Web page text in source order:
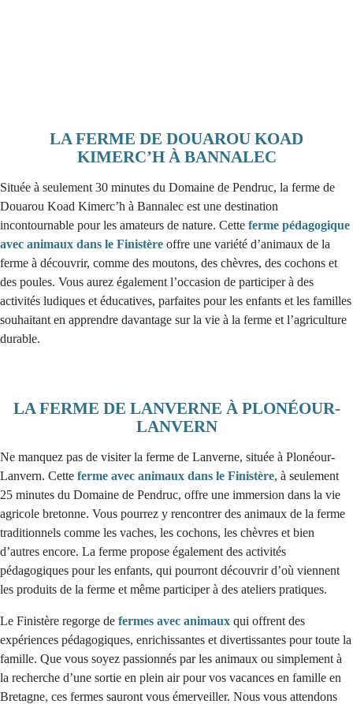
LA FERME DE DOUAROU KOAD
KIMERC’H À BANNALEC
Située à seulement 30 minutes du Domaine de Pendruc, la ferme de
Douarou Koad Kimerc’h à Bannalec est une destination
incontournable pour les amateurs de nature. Cette ferme pédagogique
avec animaux dans le Finistère offre une variété d’animaux de la
ferme à découvrir, comme des moutons, des chèvres, des cochons et
des poules. Vous aurez également l’occasion de participer à des
activités ludiques et éducatives, parfaites pour les enfants et les familles
souhaitant en apprendre davantage sur la vie à la ferme et l’agriculture
durable.
LA FERME DE LANVERNE À PLONÉOUR-
LANVERN
Ne manquez pas de visiter la ferme de Lanverne, située à Plonéour-
Lanvern. Cette ferme avec animaux dans le Finistère, à seulement
25 minutes du Domaine de Pendruc, offre une immersion dans la vie
agricole bretonne. Vous pourrez y rencontrer des animaux de la ferme
traditionnels comme les vaches, les cochons, les chèvres et bien
d’autres encore. La ferme propose également des activités
pédagogiques pour les enfants, qui pourront découvrir d’où viennent
les produits de la ferme et même participer à des ateliers pratiques.
Le Finistère regorge de fermes avec animaux qui offrent des
expériences pédagogiques, enrichissantes et divertissantes pour toute la
famille. Que vous soyez passionnés par les animaux ou simplement à
la recherche d’une sortie en plein air pour vos vacances en famille en
Bretagne, ces fermes sauront vous émerveiller. Nous vous attendons